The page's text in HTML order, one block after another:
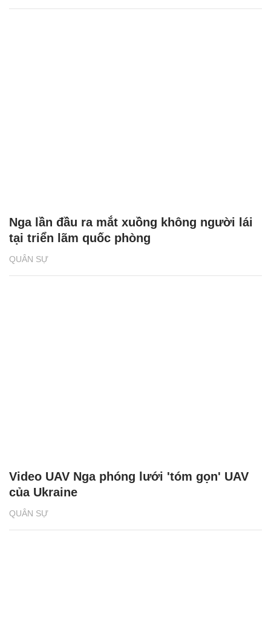
QUÂN SỰ
Nga lần đầu ra mắt xuồng không người lái
tại triển lãm quốc phòng
QUÂN SỰ
Video UAV Nga phóng lưới 'tóm gọn' UAV
của Ukraine